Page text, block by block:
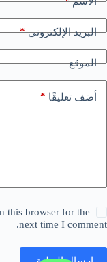
البريد الإلكتروني*
الموقع
أضف تعليقًا *
this browser for the
next time I comment.